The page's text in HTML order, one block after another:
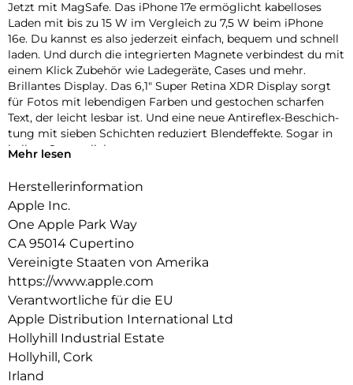
Jetzt mit MagSafe. Das iPhone 17e ermög­licht kabel­loses
Laden mit bis zu 15 W im Vergleich zu 7,5 W beim iPhone
16e. Du kannst es also jeder­zeit ein­fach, bequem und schnell
laden. Und durch die inte­grierten Magnete ver­bindest du mit
einem Klick Zubehör wie Lade­geräte, Cases und mehr.
Brillantes Dis­play. Das 6,1″ Super Retina XDR Dis­play sorgt
für Fotos mit leben­digen Farben und ge­stochen scharfen
Text, der leicht lesbar ist. Und eine neue Antireflex-Beschich­
tung mit sieben Schichten redu­ziert Blend­effekte. Sogar in
hellem Sonnen­licht.
sperren, dich bei Apps anmelden und bezahlen − mit nur
ctiontaste. Die Abkürzung zu deinem Lieblings­feature. Wenn
du die Actiontaste lange drückst, kannst du alles Mögliche
machen – aktiviere den Stummmodus, Über­setzung, visuelle
Intelligenz und mehr.
Farben. Das iPhone 17e kommt in drei tollen Farben. Wähle
zwi­schen zeitlosem Schwarz, Weiß oder dem neuen zarten
Hellrosa.
Mehr lesen
Herstellerinformation
Apple Inc.
One Apple Park Way
CA 95014 Cupertino
Vereinigte Staaten von Amerika
https://www.apple.com
Verantwortliche für die EU
Apple Distribution International Ltd
Hollyhill Industrial Estate
Hollyhill, Cork
Irland